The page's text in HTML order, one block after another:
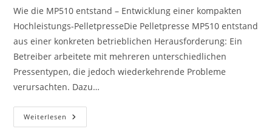
Wie die MP510 entstand – Entwicklung einer kompakten
Hochleistungs-PelletpresseDie Pelletpresse MP510 entstand
aus einer konkreten betrieblichen Herausforderung: Ein
Betreiber arbeitete mit mehreren unterschiedlichen
Pressentypen, die jedoch wiederkehrende Probleme
verursachten. Dazu…
Weiterlesen STORY
-